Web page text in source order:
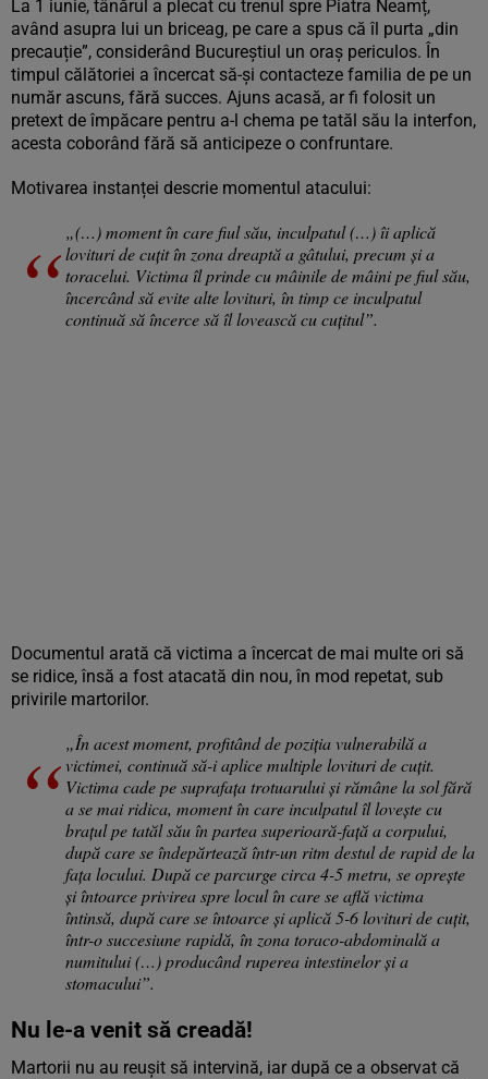
La 1 iunie, tânărul a plecat cu trenul spre Piatra Neamț,
având asupra lui un briceag, pe care a spus că îl purta „din
precauție”, considerând Bucureștiul un oraș periculos. În
timpul călătoriei a încercat să-și contacteze familia de pe un
număr ascuns, fără succes. Ajuns acasă, ar fi folosit un
pretext de împăcare pentru a-l chema pe tatăl său la interfon,
acesta coborând fără să anticipeze o confruntare.
Motivarea instanței descrie momentul atacului:
„(…) moment în care fiul său, inculpatul (…) îi aplică
lovituri de cuțit în zona dreaptă a gâtului, precum și a
toracelui. Victima îl prinde cu mâinile de mâini pe fiul său,
încercând să evite alte lovituri, în timp ce inculpatul
continuă să încerce să îl lovească cu cuțitul”.
Documentul arată că victima a încercat de mai multe ori să
se ridice, însă a fost atacată din nou, în mod repetat, sub
privirile martorilor.
„În acest moment, profitând de poziția vulnerabilă a
victimei, continuă să-i aplice multiple lovituri de cuțit.
Victima cade pe suprafața trotuarului și rămâne la sol fără
a se mai ridica, moment în care inculpatul îl lovește cu
brațul pe tatăl său în partea superioară-față a corpului,
după care se îndepărtează într-un ritm destul de rapid de la
fața locului. După ce parcurge circa 4-5 metru, se oprește
și întoarce privirea spre locul în care se află victima
întinsă, după care se întoarce și aplică 5-6 lovituri de cuțit,
într-o succesiune rapidă, în zona toraco-abdominală a
numitului (…) producând ruperea intestinelor și a
stomacului”.
Nu le-a venit să creadă!
Martorii nu au reușit să intervină, iar după ce a observat că